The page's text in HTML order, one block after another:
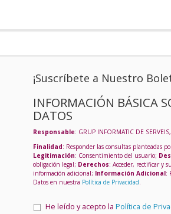
¡Suscríbete a Nuestro
INFORMACIÓN BÁSICA
DATOS
Responsable: GRUP INFORMATIC DE
Finalidad: Responder las consultas planteadas
Legitimación: Consentimiento del usuario;
obligación legal; Derechos: Acceder, rectificar y
información adicional; Información Adicional:
Datos en nuestra Política de Privacidad.
He leído y acepto la Política de